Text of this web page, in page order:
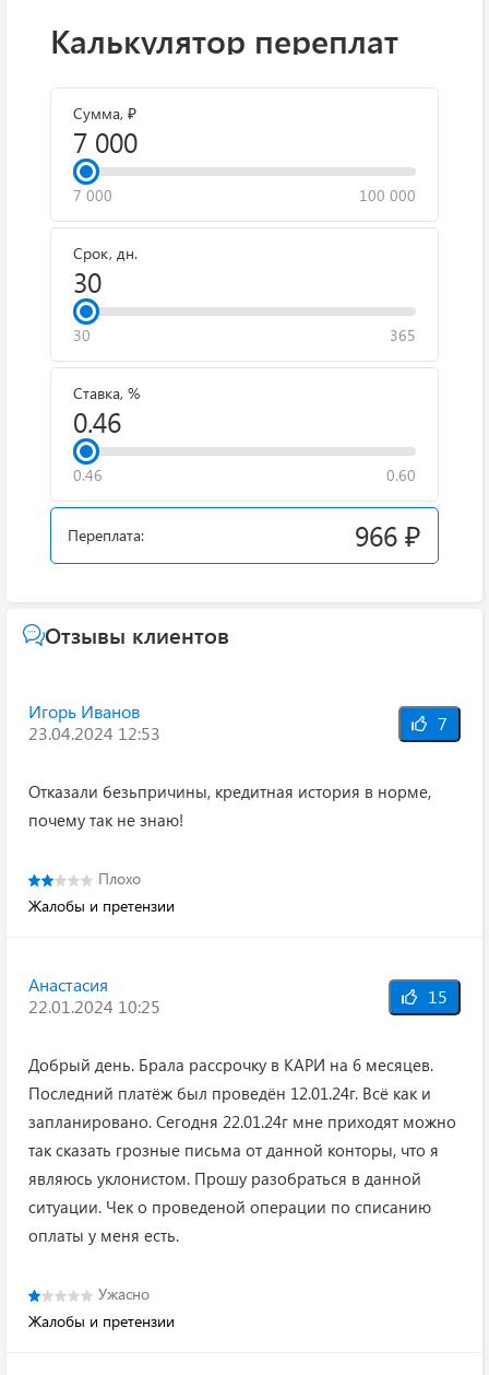
Калькулятор переплат
Сумма, ₽
7 000 100 000
Срок, дн.
30 365
Ставка, %
0.46 0.60
Переплата: 966 ₽
Отзывы клиентов
Игорь Иванов
23.04.2024 12:53
7
Отказали безьпричины, кредитная история в норме,
почему так не знаю!
Плохо
Жалобы и претензии
Анастасия
22.01.2024 10:25
15
Добрый день. Брала рассрочку в КАРИ на 6 месяцев.
Последний платёж был проведён 12.01.24г. Всё как и
запланировано. Сегодня 22.01.24г мне приходят можно
так сказать грозные письма от данной конторы, что я
являюсь уклонистом. Прошу разобраться в данной
ситуации. Чек о проведеной операции по списанию
оплаты у меня есть.
Ужасно
Жалобы и претензии